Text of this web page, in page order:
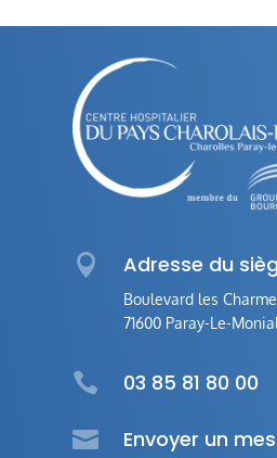
 Adresse du
Boulevard les
71600 Paray-Le-Monial
 03 85 81 80 00
 Envoyer un